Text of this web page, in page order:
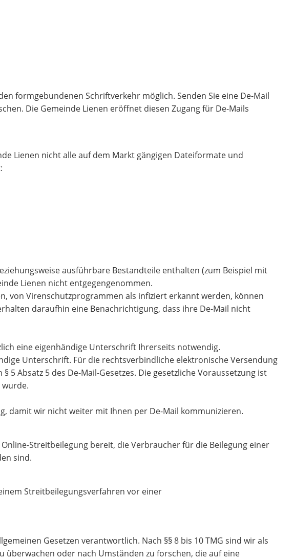
formgebundenen Schriftverkehr möglich. Senden Sie eine De-Mail
Die Gemeinde Lienen eröffnet diesen Zugang für De-Mails
Lienen nicht alle auf dem Markt gängigen Dateiformate und
ausführbare Bestandteile enthalten (zum Beispiel mit
Lienen nicht entgegengenommen.
von Virenschutzprogrammen als infiziert erkannt werden, können
daraufhin eine Benachrichtigung, dass ihre De-Mail nicht
eine eigenhändige Unterschrift Ihrerseits notwendig.
Unterschrift. Für die rechtsverbindliche elektronische Versendung
Absatz 5 des De-Mail-Gesetzes. Die gesetzliche Voraussetzung ist
damit wir nicht weiter mit Ihnen per De-Mail kommunizieren.
Streitbeilegung bereit, die Verbraucher für die Beilegung einer
sind.
Streitbeilegungsverfahren vor einer
Gesetzen verantwortlich. Nach §§ 8 bis 10 TMG sind wir als
oder nach Umständen zu forschen, die auf eine